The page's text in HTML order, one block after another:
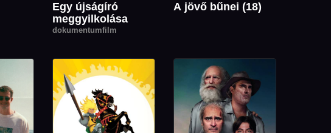
Egy újságíró
meggyilkolása
dokumentumfilm
A jövő bűnei (18)